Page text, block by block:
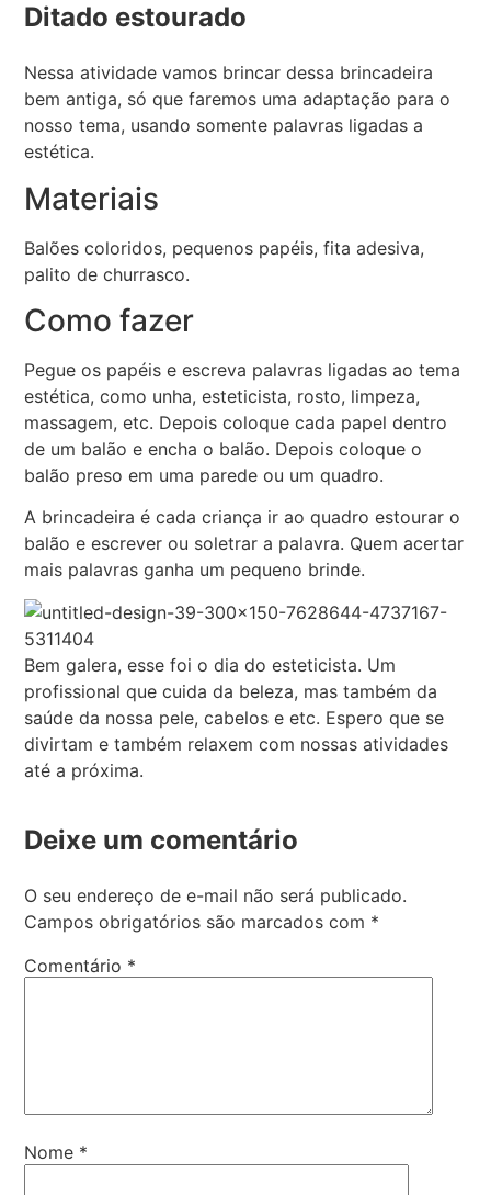
Ditado estourado
Nessa atividade vamos brincar dessa brincadeira
bem antiga, só que faremos uma adaptação para o
nosso tema, usando somente palavras ligadas a
estética.
Materiais
Balões coloridos, pequenos papéis, fita adesiva,
palito de churrasco.
Como fazer
Pegue os papéis e escreva palavras ligadas ao tema
estética, como unha, esteticista, rosto, limpeza,
massagem, etc. Depois coloque cada papel dentro
de um balão e encha o balão. Depois coloque o
balão preso em uma parede ou um quadro.
A brincadeira é cada criança ir ao quadro estourar o
balão e escrever ou soletrar a palavra. Quem acertar
mais palavras ganha um pequeno brinde.
Bem galera, esse foi o dia do esteticista. Um
profissional que cuida da beleza, mas também da
saúde da nossa pele, cabelos e etc. Espero que se
divirtam e também relaxem com nossas atividades
até a próxima.
Deixe um comentário
O seu endereço de e-mail não será publicado.
Campos obrigatórios são marcados com *
Comentário *
Nome *